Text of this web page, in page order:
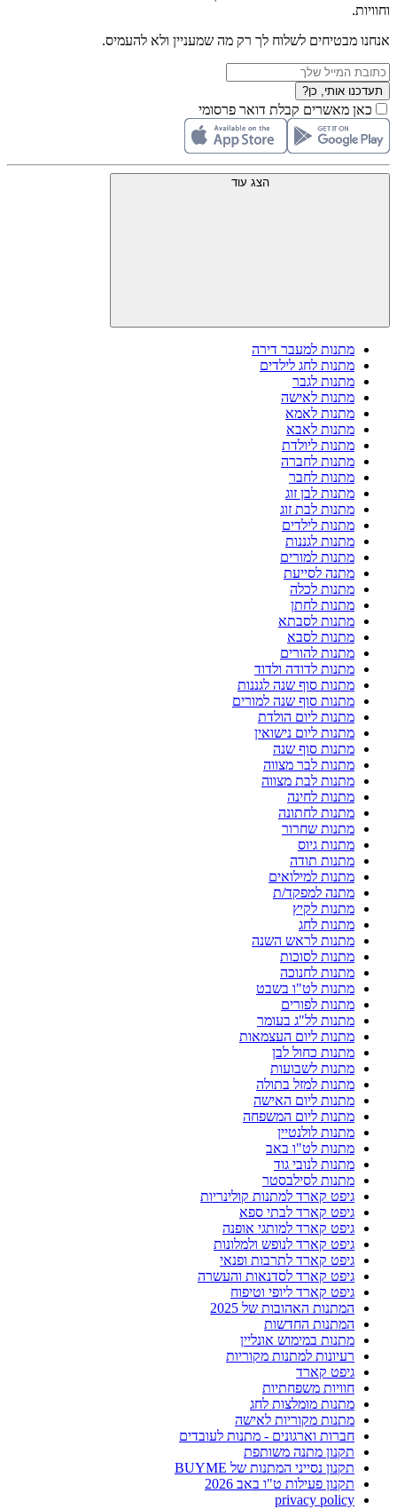
וחוויות.
אנחנו מבטיחים לשלוח לך רק מה שמעניין ולא להעמיס.
תעדכנו אותי, כן?
כאן מאשרים קבלת דואר פרסומי
הצג עוד
מתנות למעבר דירה
מתנות לחג לילדים
מתנות לגבר
מתנות לאישה
מתנות לאמא
מתנות לאבא
מתנות ליולדת
מתנות לחברה
מתנות לחבר
מתנות לבן זוג
מתנות לבת זוג
מתנות לילדים
מתנות לגננות
מתנות למורים
מתנה לסייעת
מתנות לכלה
מתנות לחתן
מתנות לסבתא
מתנות לסבא
מתנות להורים
מתנות לדודה ולדוד
מתנות סוף שנה לגננות
מתנות סוף שנה למורים
מתנות ליום הולדת
מתנות ליום נישואין
מתנות סוף שנה
מתנות לבר מצווה
מתנות לבת מצווה
מתנות לחינה
מתנות לחתונה
מתנות שחרור
מתנות גיוס
מתנות תודה
מתנות למילואים
מתנה למפקד/ת
מתנות לקיץ
מתנות לחג
מתנות לראש השנה
מתנות לסוכות
מתנות לחנוכה
מתנות לט"ו בשבט
מתנות לפורים
מתנות לל"ג בעומר
מתנות ליום העצמאות
מתנות כחול לבן
מתנות לשבועות
מתנות למזל בתולה
מתנות ליום האישה
מתנות ליום המשפחה
מתנות לולנטיין
מתנות לט"ו באב
מתנות לנובי גוד
מתנות לסילבסטר
גיפט קארד למתנות קולינריות
גיפט קארד לבתי ספא
גיפט קארד למותגי אופנה
גיפט קארד לנופש ולמלונות
גיפט קארד לתרבות ופנאי
גיפט קארד לסדנאות והעשרה
גיפט קארד ליופי וטיפוח
המתנות האהובות של 2025
המתנות החדשות
מתנות במימוש אונליין
רעיונות למתנות מקוריות
גיפט קארד
חוויות משפחתיות
מתנות מומלצות לחג
מתנות מקוריות לאישה
חברות וארגונים - מתנות לעובדים
תקנון מתנה משותפת
תקנון נסייני המתנות של BUYME
תקנון פעילות ט"ו באב 2026
privacy policy